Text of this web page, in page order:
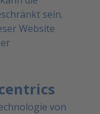
sein.
Website
von